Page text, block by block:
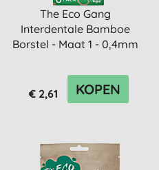
The Eco Gang
Interdentale Bamboe
Borstel - Maat 1 - 0,4mm
€ 2,61 KOPEN